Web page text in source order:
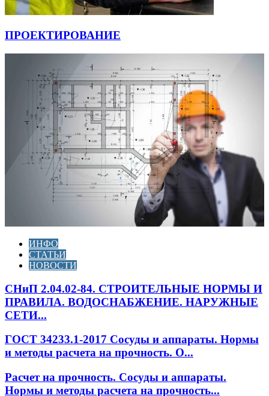
ПРОЕКТИРОВАНИЕ
ИНФО
СТАТЬИ
НОВОСТИ
СНиП 2.04.02-84. СТРОИТЕЛЬНЫЕ НОРМЫ И
ПРАВИЛА. ВОДОСНАБЖЕНИЕ. НАРУЖНЫЕ
СЕТИ...
ГОСТ 34233.1-2017 Сосуды и аппараты. Нормы
и методы расчета на прочность. О...
Расчет на прочность. Сосуды и аппараты.
Нормы и методы расчета на прочность...